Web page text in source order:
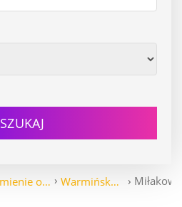
SZUKAJ
Kamienie ogrodowe Warmińsko-Mazurskie Miłakowo